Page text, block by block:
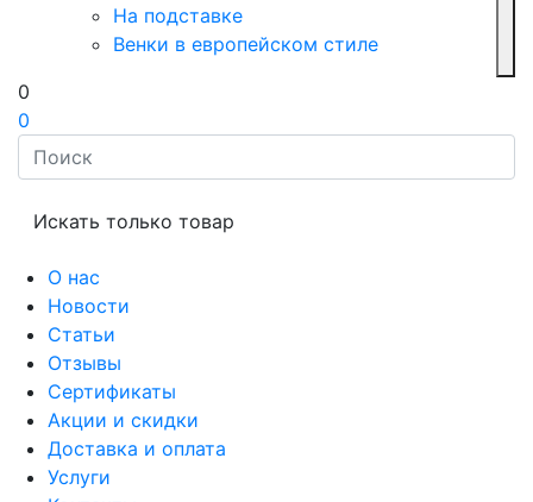
На подставке
Венки в европейском стиле
0
0
Искать только товар
О нас
Новости
Статьи
Отзывы
Сертификаты
Акции и скидки
Доставка и оплата
Услуги